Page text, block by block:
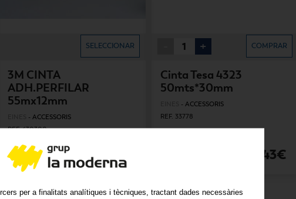
SELECCIONAR
3M CINTA
ADH.PERFILAR
55mx12mm
- ACCESSORIS
REF. 630300
Des de 26.66€
+ COMPRAR
Cinta Tesa 4323
50mts*30mm
- ACCESSORIS
REF. 33778
2.43€
per a finalitats analítiques i tècniques, tractant dades necessàries